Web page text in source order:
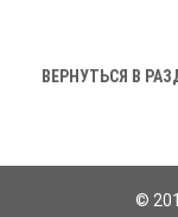
ВЕРНУТЬСЯ В
©